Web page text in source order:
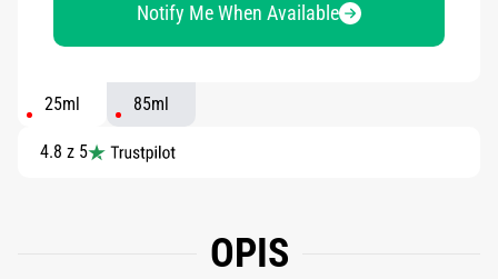
Notify Me When Available
25ml 85ml
4.8 z 5
OPIS